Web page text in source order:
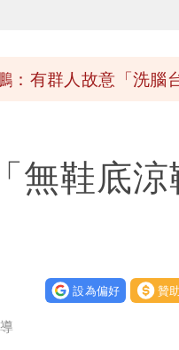
有群人故意「洗腦
周圍觀眾氣炸開扁
無鞋底
設為偏好 贊助